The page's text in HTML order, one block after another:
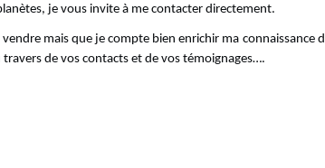
je vous invite à me contacter directement.
vendre mais que je compte bien enrichir ma connaissance
travers de vos contacts et de vos témoignages….